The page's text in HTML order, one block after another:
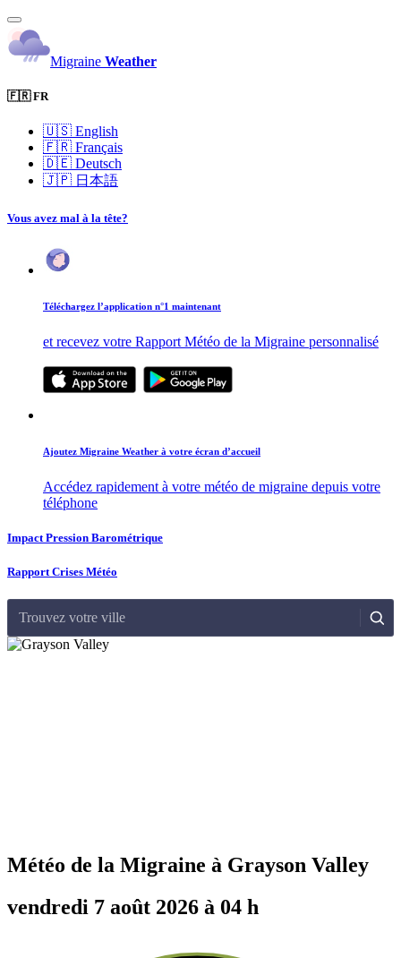
Migraine Weather
🇫🇷 FR
🇺🇸 English
🇫🇷 Français
🇩🇪 Deutsch
🇯🇵 日本語
Vous avez mal à la tête?
Téléchargez l’application n°1 maintenant
et recevez votre Rapport Météo de la Migraine personnalisé
Ajoutez Migraine Weather à votre écran d’accueil
Accédez rapidement à votre météo de migraine depuis votre
téléphone
Impact Pression Barométrique
Rapport Crises Météo
Trouvez votre ville
Météo de la Migraine à Grayson Valley
vendredi 7 août 2026 à 04 h